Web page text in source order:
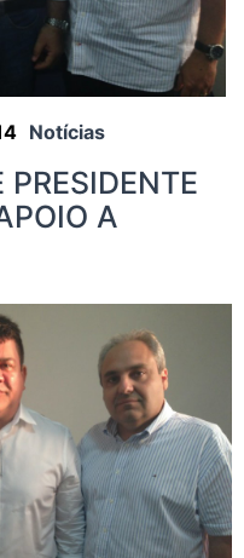
Notícias
A